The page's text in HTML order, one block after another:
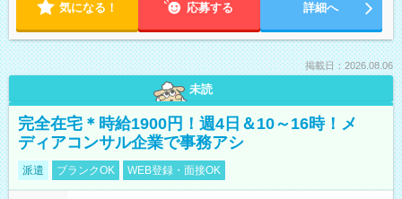
気になる！ 応募する 詳細へ
掲載日：2026.08.06
未読
完全在宅＊時給1900円！週4日＆10～16時！メ
ディアコンサル企業で事務アシ
派遣 ブランクOK WEB登録・面接OK